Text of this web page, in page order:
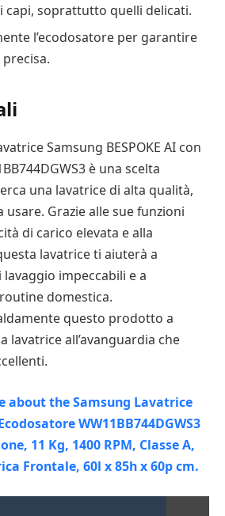
capi, soprattutto quelli delicati.
l’ecodosatore per garantire
Samsung BESPOKE AI con
è una scelta
una lavatrice di alta qualità,
usare. Grazie alle sue funzioni
di carico elevata e alla
lavatrice ti aiuterà a
impeccabili e a
domestica.
questo prodotto a
lavatrice all’avanguardia che